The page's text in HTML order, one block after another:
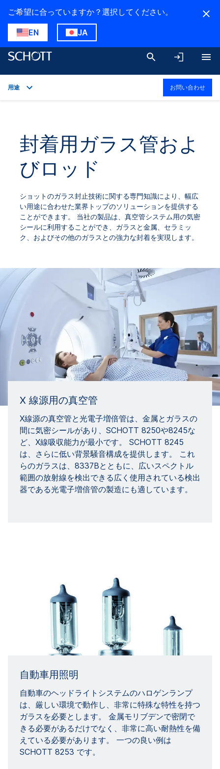
ご希望に合っていますか？選択してください。
EN JA
技術的詳細
製品バリエーション
ダウンロード
用途 お問い合わせ
封着用ガラス管およ
びロッド
ショットのガラス封止技術に関する専門知識により、幅広
い用途に合わせた業界トップのソリューションを提供する
ことができます。 当社の製品は、真空管システム用の気密
シールに利用することができ、ガラスと金属、セラミッ
ク、およびその他のガラスとの強力な封着を実現します。
X 線源用の真空管
X線源の真空管と光電子増倍管は、金属とガラスの
間に気密シールがあり、SCHOTT 8250や8245な
ど、X線吸収能力が最小です。 SCHOTT 8245
は、さらに低い背景騒音構成を提供します。 これ
らのガラスは、8337Bとともに、広いスペクトル
範囲の放射線を検出できる広く使用されている検出
器である光電子増倍管の製造にも適しています。
自動車用照明
自動車のヘッドライトシステムのハロゲンランプ
は、厳しい環境で動作し、非常に特殊な特性を持つ
ガラスを必要とします。 金属モリブデンで密閉で
きる必要があるだけでなく、非常に高い耐熱性を備
えている必要があります。 一つの良い例は
SCHOTT 8253 です。